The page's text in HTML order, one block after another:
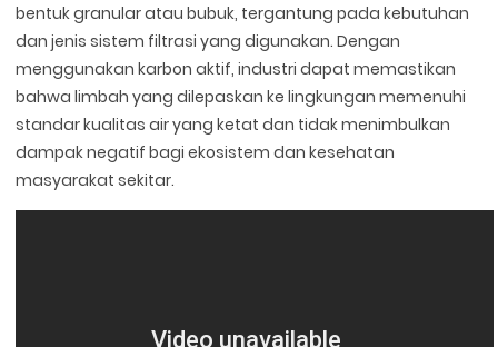
bentuk granular atau bubuk, tergantung pada kebutuhan
dan jenis sistem filtrasi yang digunakan. Dengan
menggunakan karbon aktif, industri dapat memastikan
bahwa limbah yang dilepaskan ke lingkungan memenuhi
standar kualitas air yang ketat dan tidak menimbulkan
dampak negatif bagi ekosistem dan kesehatan
masyarakat sekitar.